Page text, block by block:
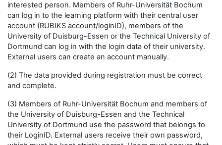
interested person. Members of Ruhr-Universität Bochum
can log in to the learning platform with their central user
account (RUBIKS account/loginID), members of the
University of Duisburg-Essen or the Technical University of
Dortmund can log in with the login data of their university.
External users can create an account manually.
(2) The data provided during registration must be correct
and complete.
(3) Members of Ruhr-Universität Bochum and members of
the University of Duisburg-Essen and the Technical
University of Dortmund use the password that belongs to
their LoginID. External users receive their own password,